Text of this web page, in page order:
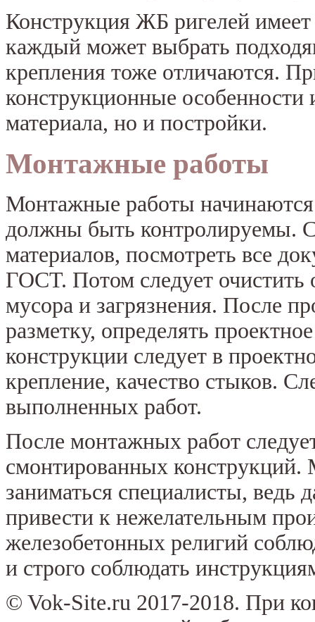
Конструкция ЖБ ригелей
каждый может выбрать
крепления тоже отличаются.
конструкционные особенности
материала, но и постройки.
Монтажные работы
Монтажные работы
должны быть контролируемы.
материалов, посмотреть все
ГОСТ. Потом следует очистить
мусора и загрязнения. После
разметку, определять
конструкции следует в
крепление, качество стыков.
выполненных работ.
После монтажных работ
смонтированных
заниматься специалисты,
привести к нежелательным
железобетонных религий
и строго соблюдать
© Vok-Site.ru 2017-2018. При